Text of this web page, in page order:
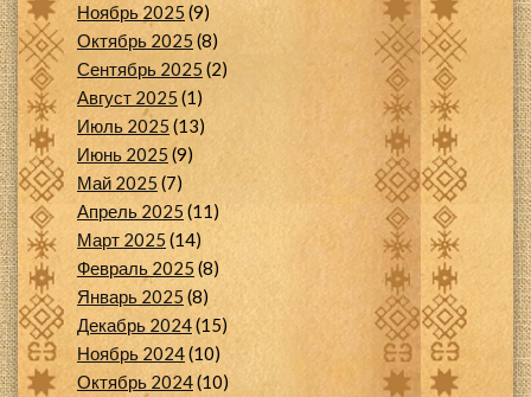
Ноябрь 2025(9)
Октябрь 2025 (8)
Сентябрь 2025 (2)
Август 2025 (1)
Июль 2025 (13)
Июнь 2025 (9)
Май 2025 (7)
Апрель 2025 (11)
Март 2025 (14)
Февраль 2025 (8)
Январь 2025 (8)
Декабрь 2024(15)
Ноябрь 2024(10)
Октябрь 2024(10)